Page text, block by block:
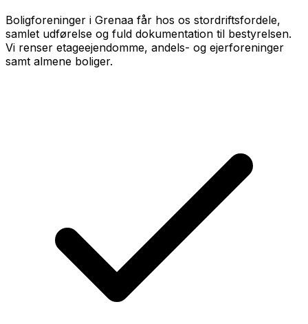
Boligforeninger i Grenaa får hos os stordriftsfordele,
samlet udførelse og fuld dokumentation til bestyrelsen.
Vi renser etageejendomme, andels- og ejerforeninger
samt almene boliger.